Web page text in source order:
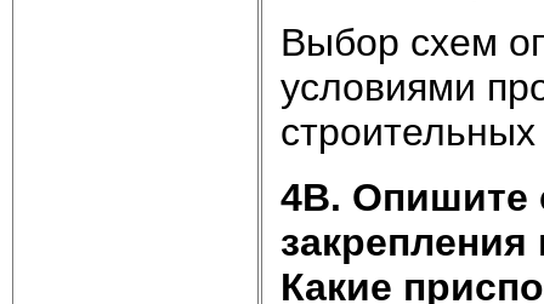
Выбор схем
условиями
4В. Опишите
Какие